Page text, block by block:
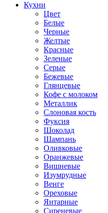
Кухни
Цвет
Белые
Черные
Желтые
Красные
Зеленые
Серые
Бежевые
Глянцевые
Кофе с молоком
Металлик
Слоновая кость
Фуксия
Шоколад
Шампань
Оливковые
Оранжевые
Вишневые
Изумрудные
Венге
Ореховые
Янтарные
Сиреневые